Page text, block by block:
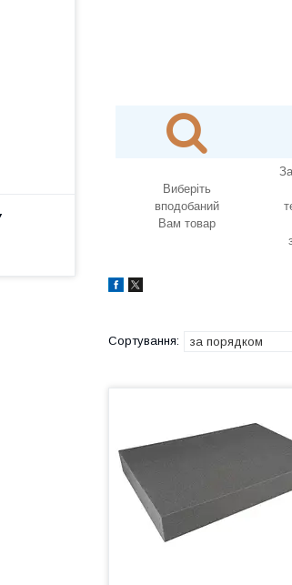
Виберіть
вподобаний
Вам товар